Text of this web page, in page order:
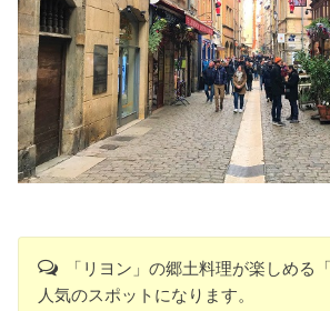
「リヨン」の郷土料理が楽しめる「
人気のスポットになります。